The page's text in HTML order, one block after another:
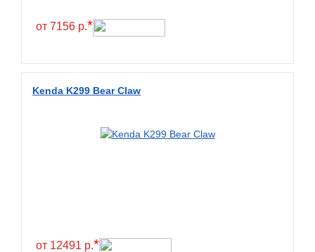
от 7156 р.*
Kenda K299 Bear Claw
от 12491 р.*